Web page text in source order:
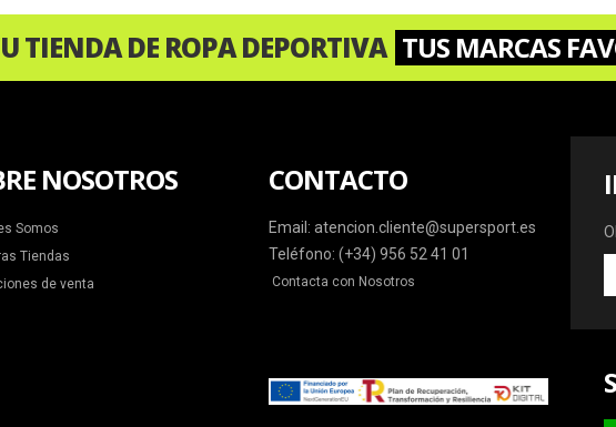
TIENDA DE ROPA DEPORTIVA TUS MARCAS
NOSOTROS
Somos
Tiendas
de venta
CONTACTO
Email: atencion.cliente@supersport.es
Teléfono: (+34) 956 52 41 01
Contacta con Nosotros